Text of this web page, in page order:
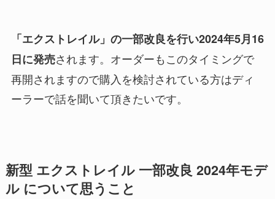
「エクストレイル」の一部改良を行い2024年5月16
日に発売されます。オーダーもこのタイミングで
再開されますので購入を検討されている方はディ
ーラーで話を聞いて頂きたいです。
新型 エクストレイル 一部改良 2024年モデ
ル について思うこと